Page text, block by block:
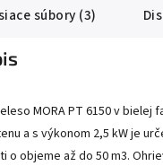
súbory (3)
MORA PT 6150 v bielej
a s výkonom 2,5 kW je
o objeme až do 50 m3.